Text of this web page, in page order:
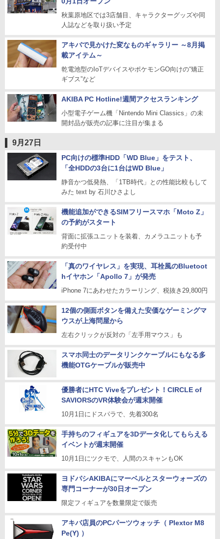
秋葉原地区では3店舗目、キャラクターグッズや同
人誌などを取り扱い予定
アキバで見かけた変なものギャラリー ～8月掲
載アイテム～
乾電池型のIoTデバイスやポケモンGO向けの“矯正
ギブス”など
AKIBA PC Hotline!週間アクセスランキング
小型電子ゲーム機「Nintendo Mini Classics」の未
開封品が販売の記事に注目が集まる
9月27日
PC向けの標準HDD「WD Blue」をテスト、
「全HDDの3台に1台はWD Blue」
静音かつ低発熱、「1TB時代」との性能比較もして
みた text by 石川ひさよし
機能追加ができるSIMフリースマホ「Moto Z」
の予約がスタート
背面に拡張ユニットを装着、カメラユニットも予
約受付中
「真のワイヤレス」を実現、耳栓風のBluetoot
hイヤホン「Apollo 7」が発売
iPhone 7にあわせたカラーリング、税抜き29,800円
12個の側面ボタンを備えた安価なゲーミングマ
ウスが上海問屋から
左右クリックが反対の「左手用マウス」も
スマホ同士のデータリンクケーブルにもなる多
機能OTGケーブルが販売中
優勝者にHTC Viveをプレゼント！CIRCLE of
SAVIORSのVR体験会が週末開催
10月1日にドスパラで、先着300名
手持ちのフィギュアを3Dデータ化してもらえる
イベントが週末開催
10月1日にツクモで、人間のスキャンもOK
ヨドバシAKIBAにマーベルとスターウォーズの
専門コーナーが30日オープン
限定フィギュアを数量限定で販売
アキバ店員のPCパーツウォッチ（ Plextor M8
Pe(Y) ）